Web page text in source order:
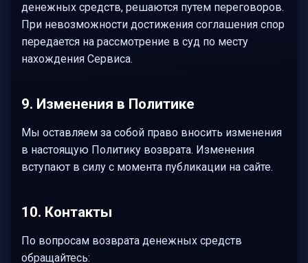
денежных средств, решаются путем переговоров.
При невозможности достижения соглашения спор
передается на рассмотрение в суд по месту
нахождения Сервиса.
9. Изменения в Политике
Мы оставляем за собой право вносить изменения
в настоящую Политику возврата. Изменения
вступают в силу с момента публикации на сайте.
10. Контакты
По вопросам возврата денежных средств
обращайтесь: